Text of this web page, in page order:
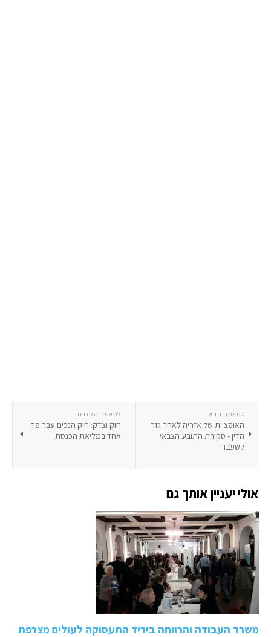
למאמר הקודם
חוק וצדק: חוק הנכים עבר פה
אחד במליאת הכנסת
למאמר הבא
האופציות של אזריה לאחר גזר
הדין - סקירת התובע הצבאי
לשעבר
אולי יעניין אותך גם
משרד העבודה והרווחה ביריד התעסוקה לעולים מצרפת